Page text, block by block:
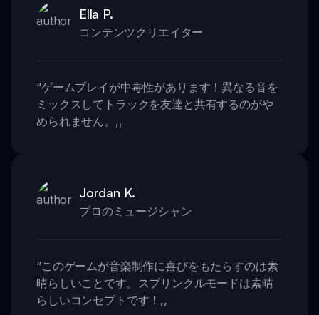
Ella P.
コンテンツクリエイター
“ゲームプレイが中毒性があります！異なる音を
ミックスしてトラックを友達と共有するのがや
められません。 ,,
Jordan K.
プロのミュージシャン
“このゲームが音楽制作に喜びをもたらすのは素
晴らしいことです。スプリンクルモードは素晴
らしいコンセプトです！ ,,